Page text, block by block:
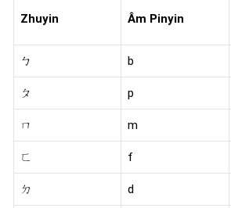
Zhuyin Âm Pinyin
ㄅ b
ㄆ p
ㄇ m
ㄈ f
ㄉ d